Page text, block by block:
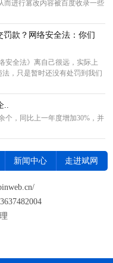
而进行篡改内容被百度收录一些
罚款？网络安全法：你们
安全法》离自己很远，实际上
，只是暂时还没有处罚到我们
个，同比上一年度增加30%，并
新闻中心 走进斌网